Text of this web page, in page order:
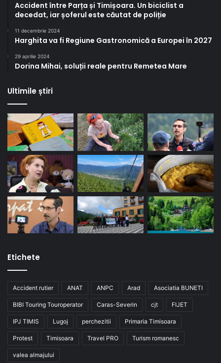
Accident între Parța și Timișoara. Un biciclist a
decedat, iar șoferul este căutat de poliție
11 decembrie 2024
Harghita va fi Regiune Gastronomică a Europei în 2027
29 aprilie 2024
Dorina Mihai, soluții reale pentru Remetea Mare
Ultimile știri
Etichete
Accident rutier ANAT ANPC Arad Asociatia BUNETI
BIBI Touring Touroperator Caras-Severin cjt FIJET
IPJ TIMIS Lugoj perchezitii Primaria Timisoara
Protest Timisoara Travel PRO Turism romanesc
valea almajului